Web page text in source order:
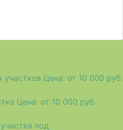
участков Цена: от 10 000 руб.
Цена: от 10 000 руб.
под